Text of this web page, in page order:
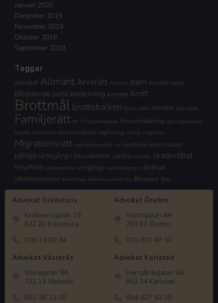
Januari 2020
December 2019
November 2019
Oktober 2019
September 2019
Taggar
advokat Allmänt Arvsrätt Asylrätt barn barnets bästa
Biträdande jurist bodelning boende brott
Brottmålbrottsbalken Brottsoffer domstol egendom
Familjerätt fel Försörjningskrav förundersökning gärningsperson
högsta domstolen kriminalvården lagförslag makar migration
Migrationsrätt migrationsverket ny lagstiftning personskada
påföljd rättegång rättssäkerhet sambo sambor skadestånd
Straffrätt testamente umgänge verkställighet vårdnad
vårdnadshavare äktenskap äktenskapsskillnad åklagare åtal
Advokat Eskilstuna
Kriebsensgatan 18
632 20 Eskilstuna
016-14 00 34
Advokat Örebro
Slottsgatan 8A
703 61 Örebro
010-810 47 30
Advokat Västerås
Sturegatan 9A
722 13 Västerås
021-38 12 00
Advokat Karlstad
Herrgårdsgatan 6A
652 24 Karlstad
054-527 82 00